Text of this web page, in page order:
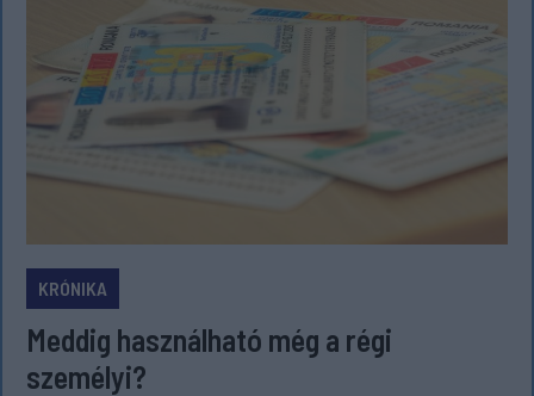
KRÓNIKA
Meddig használható még a régi
személyi?